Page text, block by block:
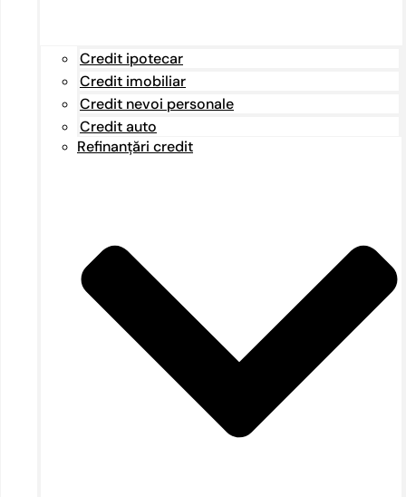
Credit ipotecar
Credit imobiliar
Credit nevoi personale
Credit auto
Refinanțări credit